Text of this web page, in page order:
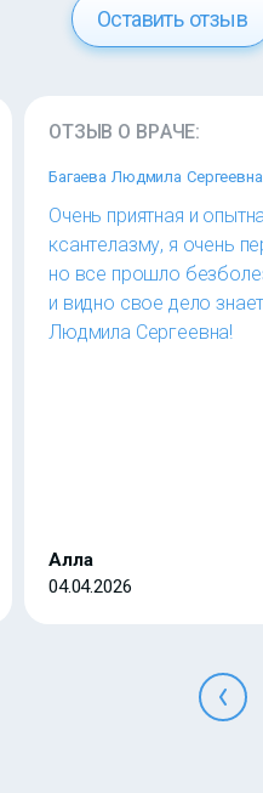
Оставить отзыв
ОТЗЫВ О ВРАЧЕ:
Багаева Людмила Сергеевна
Очень приятная и
ксантелазму, я очень
но все прошло
и видно свое дело
Людмила Сергеевна!
Алла
04.04.2026